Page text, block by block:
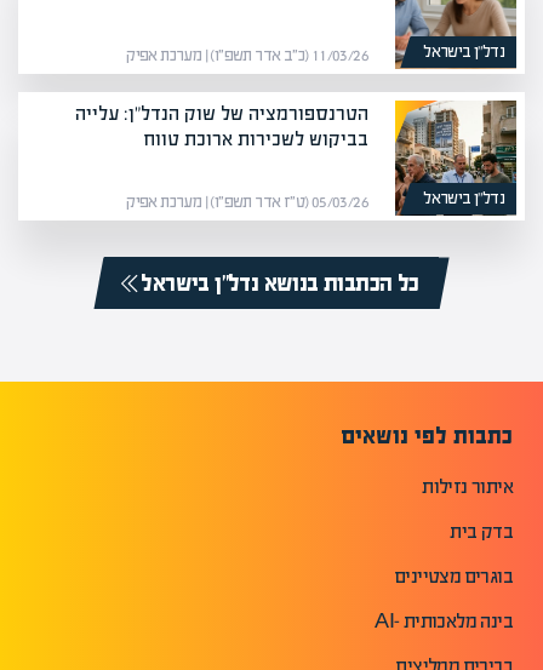
נדל”ן בישראל 11/03/26 (כ״ב אדר תשפ״ו) | מערכת אפיק
נדל”ן בישראל
הטרנספורמציה של שוק הנדל"ן: עלייה
בביקוש לשכירות ארוכת טווח
05/03/26 (ט״ז אדר תשפ״ו) | מערכת אפיק
כל הכתבות בנושא נדל”ן בישראל
כתבות לפי נושאים
איתור נזילות
בדק בית
בוגרים מצטיינים
בינה מלאכותית -AI